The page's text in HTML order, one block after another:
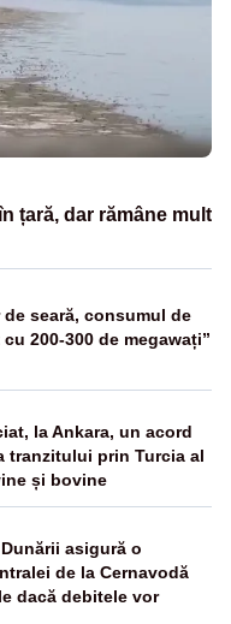
țară, dar rămâne mult
seară, consumul de
200-300 de megawați”
la Ankara, un acord
tranzitului prin Turcia al
și bovine
asigură o
de la Cernavodă
dacă debitele vor